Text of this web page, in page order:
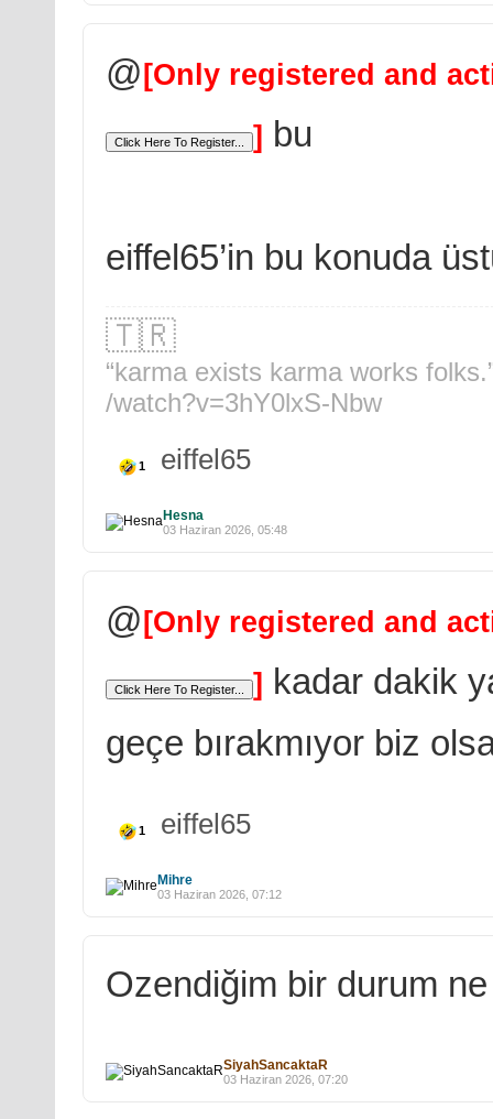
@ [Only registered and
]
bu
eiffel65’in bu konuda
🇹🇷
“karma exists karma works
/watch?v=3hY0lxS-Nbw
1 eiffel65
Hesna
03 Haziran 2026, 05:48
@ [Only registered and
]
kadar dakik
geçe bırakmıyor biz
1 eiffel65
Mihre
03 Haziran 2026, 07:12
Ozendiğim bir durum
SiyahSancaktaR
03 Haziran 2026, 07:20